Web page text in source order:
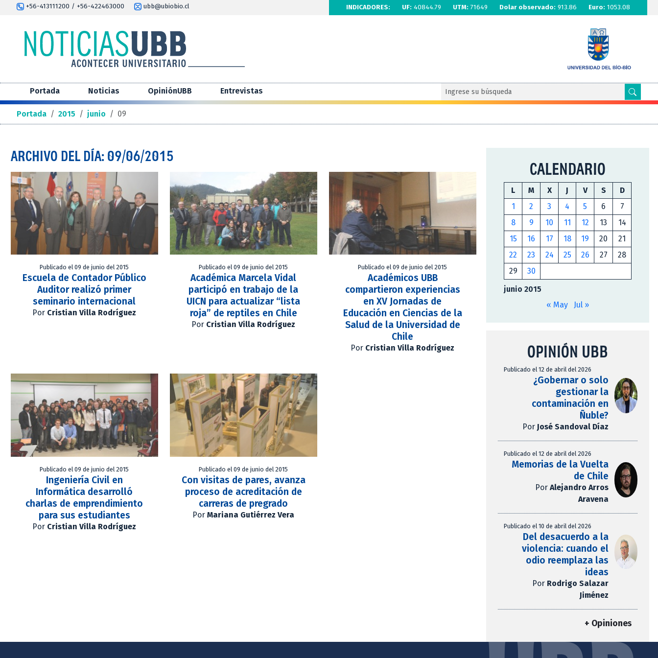
+56-413111200 / +56-422463000 ubb@ubiobio.cl INDICADORES: UF: 40844.79 UTM: 71649 Dolar observado: 913.86 Euro: 1053.08
Portada Noticias OpiniónUBB Entrevistas
Portada / 2015 / junio / 09
ARCHIVO DEL DÍA: 09/06/2015
Publicado el 09 de junio del 2015
Escuela de Contador Público
Auditor realizó primer
seminario internacional
Por Cristian Villa Rodríguez
Publicado el 09 de junio del 2015
Académica Marcela Vidal
participó en trabajo de la
UICN para actualizar “lista
roja” de reptiles en Chile
Por Cristian Villa Rodríguez
Publicado el 09 de junio del 2015
Académicos UBB
compartieron experiencias
en XV Jornadas de
Educación en Ciencias de la
Salud de la Universidad de
Chile
Por Cristian Villa Rodríguez
Publicado el 09 de junio del 2015
Ingeniería Civil en
Informática desarrolló
charlas de emprendimiento
para sus estudiantes
Por Cristian Villa Rodríguez
Publicado el 09 de junio del 2015
Con visitas de pares, avanza
proceso de acreditación de
carreras de pregrado
PorMariana Gutiérrez Vera
CALENDARIO
junio 2015
L M X J V S
D
1
2 3 4 5 6
7
8
9 10 11 12 13
14
15
16 17 18 19 20
21
22
23 24 25 26 27
28
29
30
« May Jul »
OPINIÓN UBB
Publicado el 12 de abril del 2026
¿Gobernar o solo
gestionar la
contaminación en
Ñuble?
Por José Sandoval Díaz
Publicado el 12 de abril del 2026
Memorias de la Vuelta
de Chile
Por Alejandro Arros
Aravena
Publicado el 10 de abril del 2026
Del desacuerdo a la
violencia: cuando el
odio reemplaza las
ideas
Por Rodrigo Salazar
Jiménez
+ Opiniones